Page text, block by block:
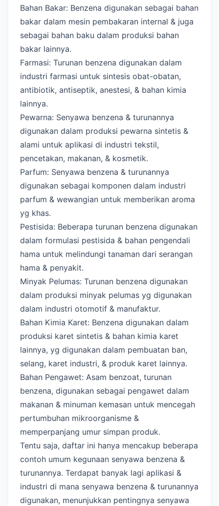
Bahan Bakar: Benzena digunakan sebagai bahan
bakar dalam mesin pembakaran internal & juga
sebagai bahan baku dalam produksi bahan
bakar lainnya.
Farmasi: Turunan benzena digunakan dalam
industri farmasi untuk sintesis obat-obatan,
antibiotik, antiseptik, anestesi, & bahan kimia
lainnya.
Pewarna: Senyawa benzena & turunannya
digunakan dalam produksi pewarna sintetis &
alami untuk aplikasi di industri tekstil,
pencetakan, makanan, & kosmetik.
Parfum: Senyawa benzena & turunannya
digunakan sebagai komponen dalam industri
parfum & wewangian untuk memberikan aroma
yg khas.
Pestisida: Beberapa turunan benzena digunakan
dalam formulasi pestisida & bahan pengendali
hama untuk melindungi tanaman dari serangan
hama & penyakit.
Minyak Pelumas: Turunan benzena digunakan
dalam produksi minyak pelumas yg digunakan
dalam industri otomotif & manufaktur.
Bahan Kimia Karet: Benzena digunakan dalam
produksi karet sintetis & bahan kimia karet
lainnya, yg digunakan dalam pembuatan ban,
selang, karet industri, & produk karet lainnya.
Bahan Pengawet: Asam benzoat, turunan
benzena, digunakan sebagai pengawet dalam
makanan & minuman kemasan untuk mencegah
pertumbuhan mikroorganisme &
memperpanjang umur simpan produk.
Tentu saja, daftar ini hanya mencakup beberapa
contoh umum kegunaan senyawa benzena &
turunannya. Terdapat banyak lagi aplikasi &
industri di mana senyawa benzena & turunannya
digunakan, menunjukkan pentingnya senyawa